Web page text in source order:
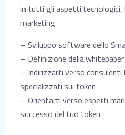
in tutti gli aspetti tecnologici,
marketing
– Sviluppo software dello
– Definizione della
– Indirizzarti verso consulenti
specializzati sui token
– Orientarti verso esperti
successo del tuo token